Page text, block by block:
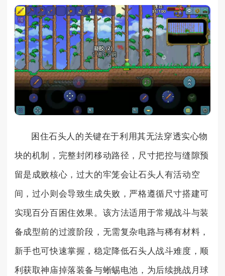
困住石头人的关键在于利用其无法穿透实心物
块的机制，完整封闭移动路径，尺寸把控与缝隙预
留是成败核心，过大的牢笼会让石头人有活动空
间，过小则会导致生成失败，严格遵循尺寸搭建可
实现百分百困住效果。该方法适用于常规战斗与装
备成型前的过渡阶段，无需复杂电路与稀有材料，
新手也可快速掌握，稳定降低石头人战斗难度，顺
利获取神庙掉落装备与蜥蜴电池，为后续挑战月球